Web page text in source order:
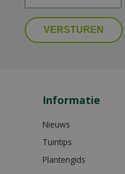
Informatie
Nieuws
Tuintips
Plantengids